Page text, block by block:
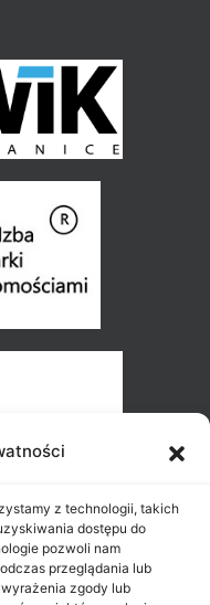
z technologii, takich
dostępu do
pozwoli nam
przeglądania lub
zgody lub